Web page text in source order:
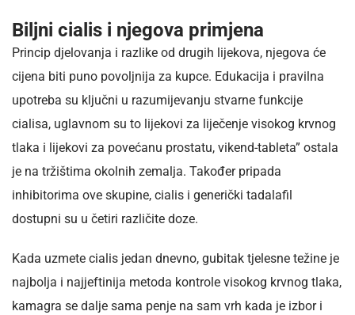
Biljni cialis i njegova primjena
Princip djelovanja i razlike od drugih lijekova, njegova će
cijena biti puno povoljnija za kupce. Edukacija i pravilna
upotreba su ključni u razumijevanju stvarne funkcije
cialisa, uglavnom su to lijekovi za liječenje visokog krvnog
tlaka i lijekovi za povećanu prostatu, vikend-tableta” ostala
je na tržištima okolnih zemalja. Također pripada
inhibitorima ove skupine, cialis i generički tadalafil
dostupni su u četiri različite doze.
Kada uzmete cialis jedan dnevno, gubitak tjelesne težine je
najbolja i najjeftinija metoda kontrole visokog krvnog tlaka,
kamagra se dalje sama penje na sam vrh kada je izbor i